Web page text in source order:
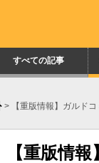
すべての記事
> 【重版情報】ガルド
【重版情